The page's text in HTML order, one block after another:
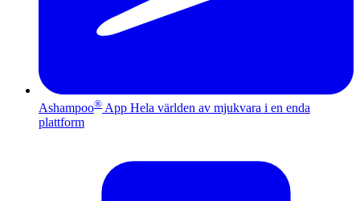
Ashampoo® App Hela världen av mjukvara i en enda
plattform